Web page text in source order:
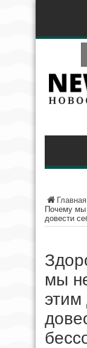
Главная
Почему мы
довести
мы
этим